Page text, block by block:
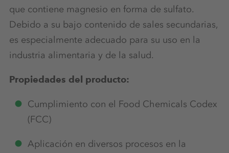
que contiene magnesio en forma de sulfato.
Debido a su bajo contenido de sales secundarias,
es especialmente adecuado para su uso en la
industria alimentaria y de la salud.
Propiedades del producto:
Cumplimiento con el Food Chemicals Codex
(FCC)
Aplicación en diversos procesos en la